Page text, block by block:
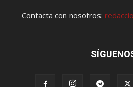
Contacta con nosotros: